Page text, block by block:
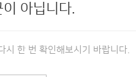
아닙니다.
시 한 번 확인해보시기 바랍니다.